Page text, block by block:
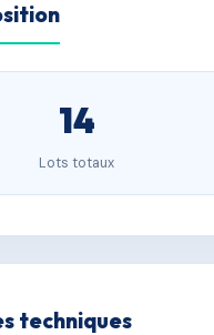
14
Lots totaux
techniques